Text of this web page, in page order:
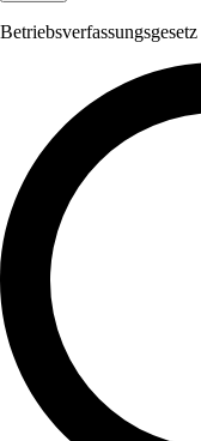
Betriebsverfassungsgesetz